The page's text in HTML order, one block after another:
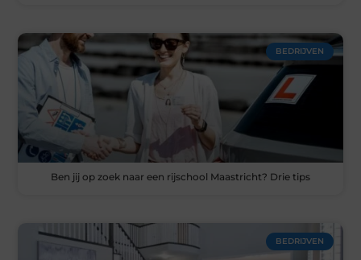
BEDRIJVEN
Ben jij op zoek naar een rijschool Maastricht? Drie tips
BEDRIJVEN